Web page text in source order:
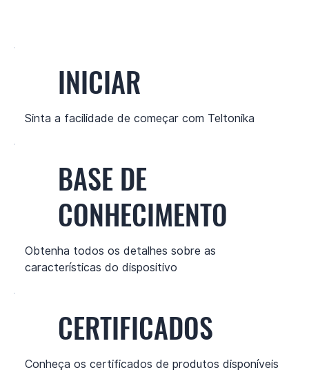
INICIAR
Sinta a facilidade de começar com Teltonika
BASE DE
CONHECIMENTO
Obtenha todos os detalhes sobre as
características do dispositivo
CERTIFICADOS
Conheça os certificados de produtos disponíveis